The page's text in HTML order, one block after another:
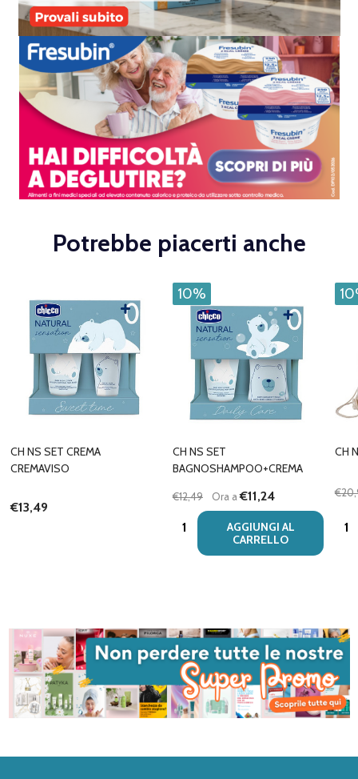
Potrebbe piacerti anche
CH NS SET CREMA
CREMAVISO
€13,49
10%
CH NS SET
BAGNOSHAMPOO+CREMA
€12,49 Ora a€11,24
Quantità:
AGGIUNGI AL
CARRELLO
CH